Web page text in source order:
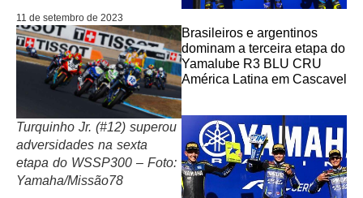
11 de setembro de 2023
Turquinho Jr. (#12) superou
adversidades na sexta
etapa do WSSP300 – Foto:
Yamaha/Missão78
Brasileiros e argentinos
dominam a terceira etapa do
Yamalube R3 BLU CRU
América Latina em Cascavel